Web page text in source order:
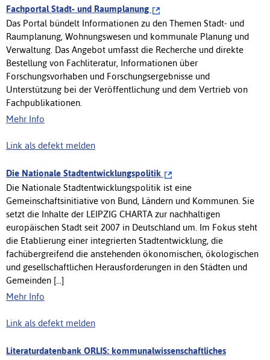
Fachportal Stadt- und Raumplanung
Das Portal bündelt Informationen zu den Themen Stadt- und
Raumplanung, Wohnungswesen und kommunale Planung und
Verwaltung. Das Angebot umfasst die Recherche und direkte
Bestellung von Fachliteratur, Informationen über
Forschungsvorhaben und Forschungsergebnisse und
Unterstützung bei der Veröffentlichung und dem Vertrieb von
Fachpublikationen.
Mehr Info
Link als defekt melden
Die Nationale Stadtentwicklungspolitik
Die Nationale Stadtentwicklungspolitik ist eine
Gemeinschaftsinitiative von Bund, Ländern und Kommunen. Sie
setzt die Inhalte der LEIPZIG CHARTA zur nachhaltigen
europäischen Stadt seit 2007 in Deutschland um. Im Fokus steht
die Etablierung einer integrierten Stadtentwicklung, die
fachübergreifend die anstehenden ökonomischen, ökologischen
und gesellschaftlichen Herausforderungen in den Städten und
Gemeinden [...]
Mehr Info
Link als defekt melden
Literaturdatenbank ORLIS: kommunalwissenschaftliches